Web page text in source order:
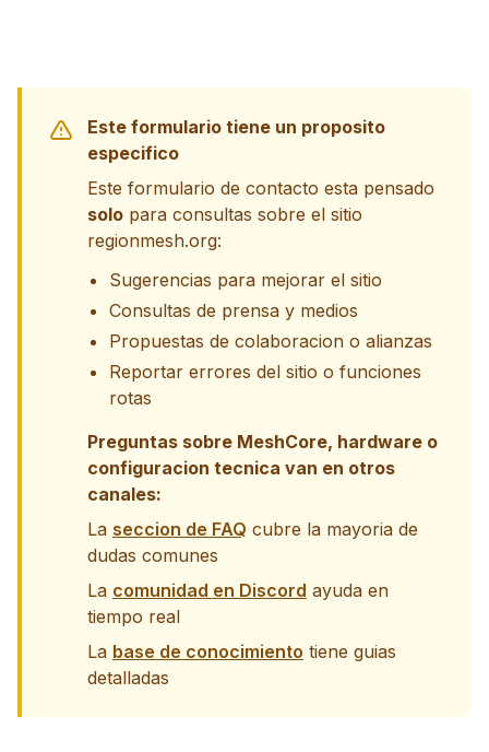
Este formulario tiene un proposito
especifico
Este formulario de contacto esta pensado
solo para consultas sobre el sitio
regionmesh.org:
Sugerencias para mejorar el sitio
Consultas de prensa y medios
Propuestas de colaboracion o alianzas
Reportar errores del sitio o funciones
rotas
Preguntas sobre MeshCore, hardware o
configuracion tecnica van en otros
canales:
La seccion de FAQ cubre la mayoria de
dudas comunes
La comunidad en Discord ayuda en
tiempo real
La base de conocimiento tiene guias
detalladas